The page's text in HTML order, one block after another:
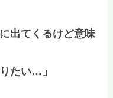
出てくるけど意味
たい…」